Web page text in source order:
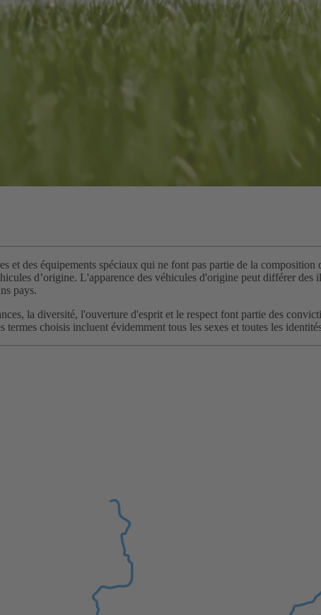
et des équipements spéciaux qui ne font pas partie de la
d’origine. L'apparence des véhicules d'origine peut différer
pays.
la diversité, l'ouverture d'esprit et le respect font partie des
choisis incluent évidemment tous les sexes et toutes les